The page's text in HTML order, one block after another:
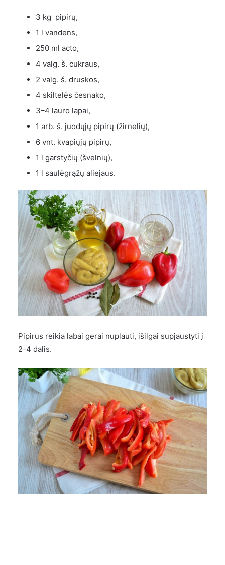
3 kg pipirų,
1 l vandens,
250 ml acto,
4 valg. š. cukraus,
2 valg. š. druskos,
4 skiltelės česnako,
3–4 lauro lapai,
1 arb. š. juodųjų pipirų (žirnelių),
6 vnt. kvapiųjų pipirų,
1 l garstyčių (švelnių),
1 l saulėgrąžų aliejaus.
Pipirus reikia labai gerai nuplauti, išilgai supjaustyti į
2-4 dalis.